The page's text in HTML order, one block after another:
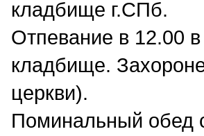
кладбище г.СПб.
Отпевание в 12.00
кладбище.
церкви).
Поминальный обед